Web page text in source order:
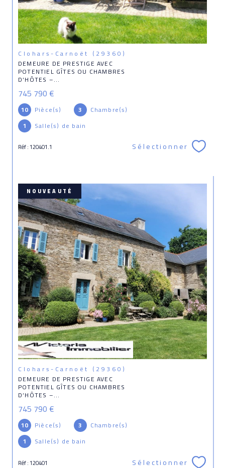
Clohars-Carnoët (29360)
DEMEURE DE PRESTIGE AVEC
POTENTIEL GÎTES OU CHAMBRES
D’HÔTES –...
745 790 €
10 Pièce(s) 3
Chambre(s)
1
Salle(s) de bain
Réf : 120401.1 Sélectionner
NOUVEAUTÉ
Clohars-Carnoët (29360)
DEMEURE DE PRESTIGE AVEC
POTENTIEL GÎTES OU CHAMBRES
D’HÔTES –...
745 790 €
10 Pièce(s) 3
Chambre(s)
1
Salle(s) de bain
Réf : 120401 Sélectionner